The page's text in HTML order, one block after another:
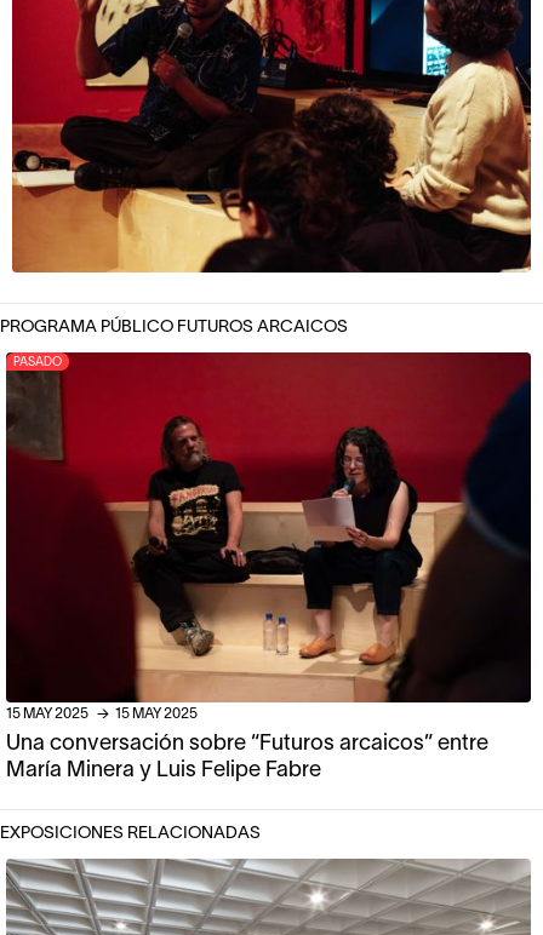
PROGRAMA PÚBLICO FUTUROS ARCAICOS
PASADO
15 MAY2025 → 15 MAY2025
Una conversación sobre “Futuros arcaicos” entre
María Minera y Luis Felipe Fabre
EXPOSICIONES RELACIONADAS